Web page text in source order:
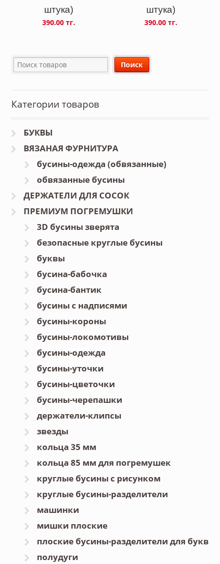
штука)
390.00 тг.
штука)
390.00 тг.
Категории товаров
БУКВЫ
ВЯЗАНАЯ ФУРНИТУРА
бусины-одежда (обвязанные)
обвязанные бусины
ДЕРЖАТЕЛИ ДЛЯ СОСОК
ПРЕМИУМ ПОГРЕМУШКИ
3D бусины зверята
безопасные круглые бусины
буквы
бусина-бабочка
бусина-бантик
бусины с надписями
бусины-короны
бусины-локомотивы
бусины-одежда
бусины-уточки
бусины-цветочки
бусины-черепашки
держатели-клипсы
звезды
кольца 35 мм
кольца 85 мм для погремушек
круглые бусины с рисунком
круглые бусины-разделители
машинки
мишки плоские
плоские бусины-разделители для букв
полудуги